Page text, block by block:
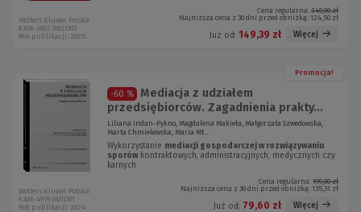
Cena regularna: 249,00 zł
Najniższa cena z 30 dni przed obniżką: 124,50 zł
Już od: 149,39 zł Więcej
Wolters Kluwer Polska
KAM-4692 W02D02
Rok publikacji: 2025
Promocja!
-60 %
Mediacja z udziałem
przedsiębiorców. Zagadnienia prakty...
Liliana Indan-Pykno, Magdalena Makieła, Małgorzata Szwedowska,
Marta Chmielewska, Maria Mł...
Wykorzystanie mediacji gospodarczej w rozwiązywaniu
sporówkon­traktowych, administracyjnych, medycznych czy
karnych
Cena regularna: 199,00 zł
Najniższa cena z 30 dni przed obniżką: 135,31 zł
Już od: 79,60 zł Więcej
Wolters Kluwer Polska
KAM-4919 W01D01
Rok publikacji: 2024